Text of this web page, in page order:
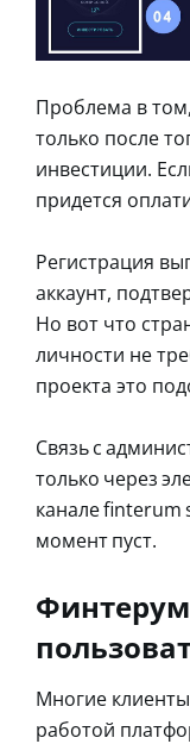
Проблема в
только после
инвестиции.
придется
Регистрация
аккаунт,
Но вот что
личности не
проекта это
Связь с
только через
канале
момент пуст.
Многие
работой